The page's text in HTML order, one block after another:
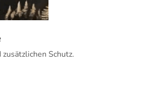
Schutz.